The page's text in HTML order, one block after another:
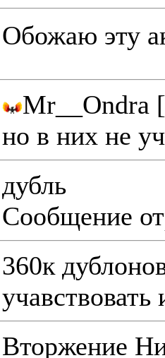
Обожаю эту
Mr__Ondra
но в них не
дубль
Сообщение
360к
Вторжение